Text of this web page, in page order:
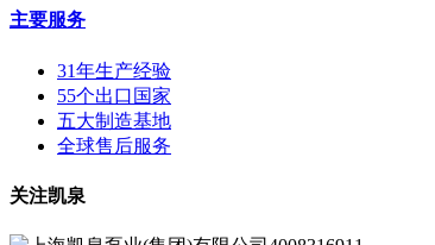
主要服务
31年生产经验
55个出口国家
五大制造基地
全球售后服务
关注凯泉